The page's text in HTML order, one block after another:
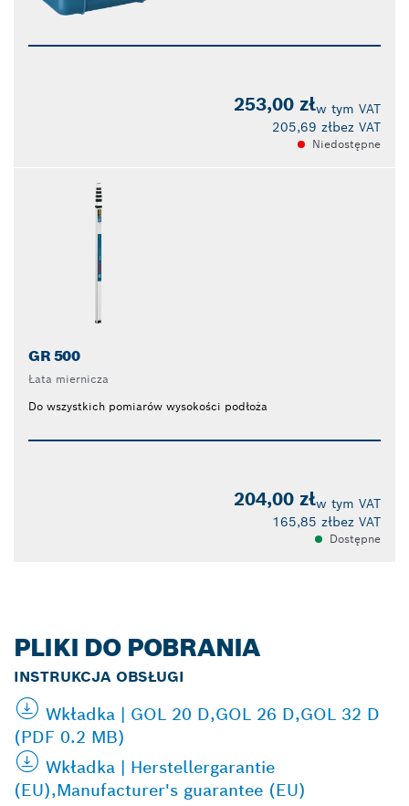
253,00 złw tym VAT
205,69 złbez VAT
Niedostępne
GR 500
Łata miernicza
Do wszystkich pomiarów wysokości podłoża
204,00 złw tym VAT
165,85 złbez VAT
Dostępne
PLIKI DO POBRANIA
INSTRUKCJA OBSŁUGI
Wkładka | GOL 20 D,GOL 26 D,GOL 32 D
(PDF 0.2 MB)
Wkładka | Herstellergarantie
(EU),Manufacturer's guarantee (EU)